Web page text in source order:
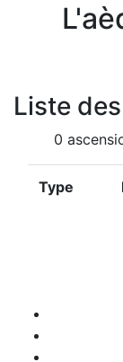
Liste
0
Type